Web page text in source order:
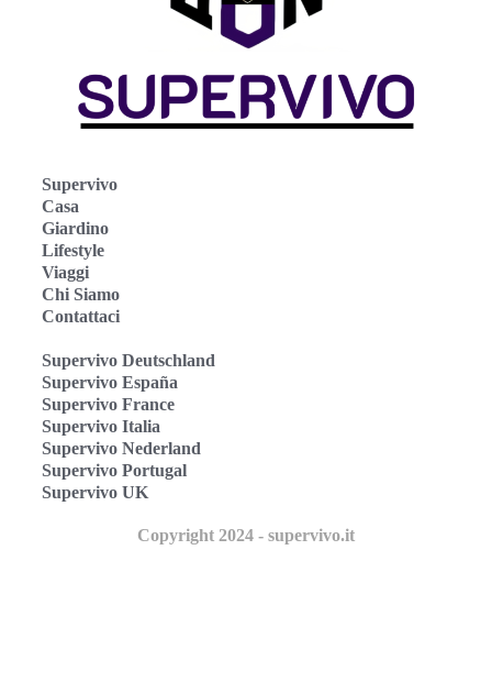
Supervivo
Casa
Giardino
Lifestyle
Viaggi
Chi Siamo
Contattaci
Supervivo Deutschland
Supervivo España
Supervivo France
Supervivo Italia
Supervivo Nederland
Supervivo Portugal
Supervivo UK
Copyright 2024 - supervivo.it